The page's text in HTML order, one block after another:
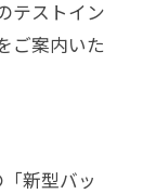
テストイン
ご案内いた
新型バッ